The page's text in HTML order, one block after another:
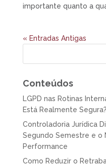
importante quanto a
« Entradas Antigas
Conteúdos
LGPD nas Rotinas
Está Realmente Segura?
Controladoria Jurídica
Segundo Semestre e o
Performance
Como Reduzir o